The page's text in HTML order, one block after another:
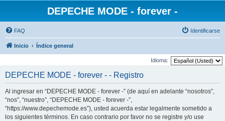
DEPECHE MODE - forever -
FAQ Identificarse
Inicio Índice general
Idioma:
DEPECHE MODE - forever - - Registro
Al ingresar en “DEPECHE MODE - forever -” (de aquí en adelante “nosotros”,
“nos”, “nuestro”, “DEPECHE MODE - forever -”,
“https://www.depechemode.es”), usted acuerda estar legalmente sometido a
los siguientes términos. En caso contrario por favor no se registre y/o use